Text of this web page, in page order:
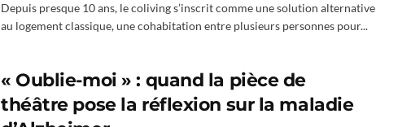
Depuis presque 10 ans, le coliving s’inscrit comme une solution alternative
au logement classique, une cohabitation entre plusieurs personnes pour...
« Oublie-moi » : quand la pièce de
théâtre pose la réflexion sur la maladie